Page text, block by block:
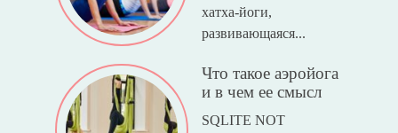
хатха-йоги,
развивающаяся...
Что такое аэройога
и в чем ее смысл
SQLITE NOT